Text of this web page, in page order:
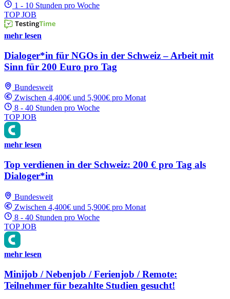
1 - 10 Stunden pro Woche
TOP JOB
mehr lesen
Dialoger*in für NGOs in der Schweiz – Arbeit mit
Sinn für 200 Euro pro Tag
Bundesweit
Zwischen 4,400€ und 5,900€ pro Monat
8 - 40 Stunden pro Woche
TOP JOB
mehr lesen
Top verdienen in der Schweiz: 200 € pro Tag als
Dialoger*in
Bundesweit
Zwischen 4,400€ und 5,900€ pro Monat
8 - 40 Stunden pro Woche
TOP JOB
mehr lesen
Minijob / Nebenjob / Ferienjob / Remote:
Teilnehmer für bezahlte Studien gesucht!